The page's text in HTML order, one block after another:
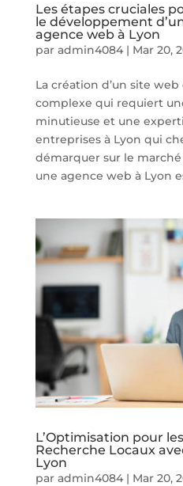
Les étapes cruciales
le développement
agence web à Lyon
par admin4084| Mar 20,
La création d’un site
complexe qui requiert
minutieuse et une
entreprises à Lyon qui
démarquer sur le
une agence web à Lyon
L’Optimisation pour
Recherche Locaux
Lyon
par admin4084| Mar 20,